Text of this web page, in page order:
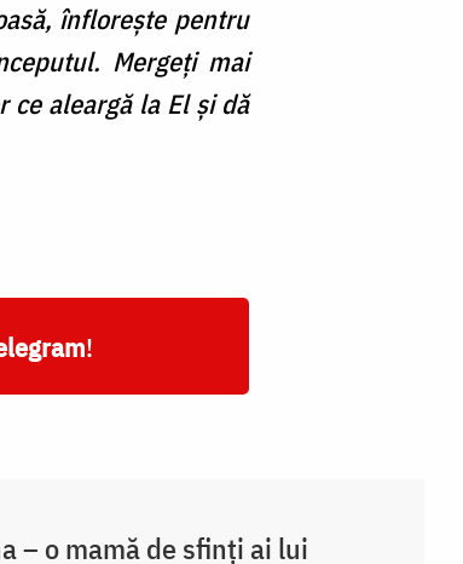
înfloreşte pentru
Mergeţi mai
ce aleargă la El şi dă
!
– o mamă de sfinți ai lui